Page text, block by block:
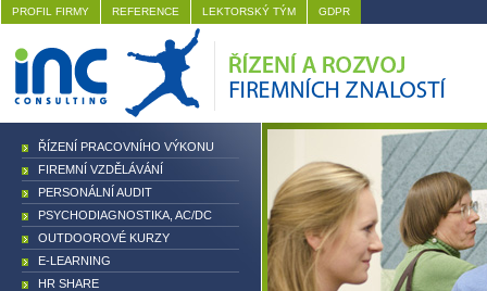
PROFIL FIRMY REFERENCE LEKTORSKÝ TÝM GDPR
ŘÍZENÍ PRACOVNÍHO VÝKONU
FIREMNÍ VZDĚLÁVÁNÍ
PERSONÁLNÍ AUDIT
PSYCHODIAGNOSTIKA, AC/DC
OUTDOOROVÉ KURZY
E-LEARNING
HR SHARE